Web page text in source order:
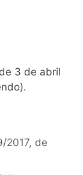
3 de abril
2017, de